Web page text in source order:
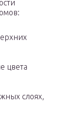
цвета
слоях,